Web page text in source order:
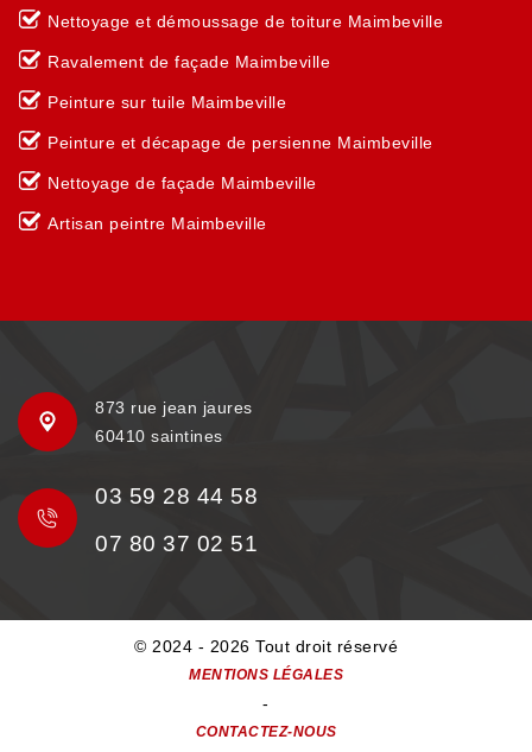
Nettoyage et démoussage de toiture Maimbeville
Ravalement de façade Maimbeville
Peinture sur tuile Maimbeville
Peinture et décapage de persienne Maimbeville
Nettoyage de façade Maimbeville
Artisan peintre Maimbeville
873 rue jean jaures
60410 saintines
03 59 28 44 58
07 80 37 02 51
© 2024 - 2026 Tout droit réservé
MENTIONS LÉGALES
-
CONTACTEZ-NOUS